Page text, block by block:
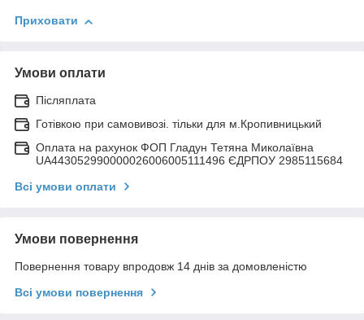
Приховати
Умови оплати
Післяплата
Готівкою при самовивозі. тільки для м.Кропивницький
Оплата на рахунок ФОП Гладун Тетяна Миколаївна
UA443052990000026006005111496 ЄДРПОУ 2985115684
Всі умови оплати
Умови повернення
Повернення товару впродовж 14 днів за домовленістю
Всі умови повернення